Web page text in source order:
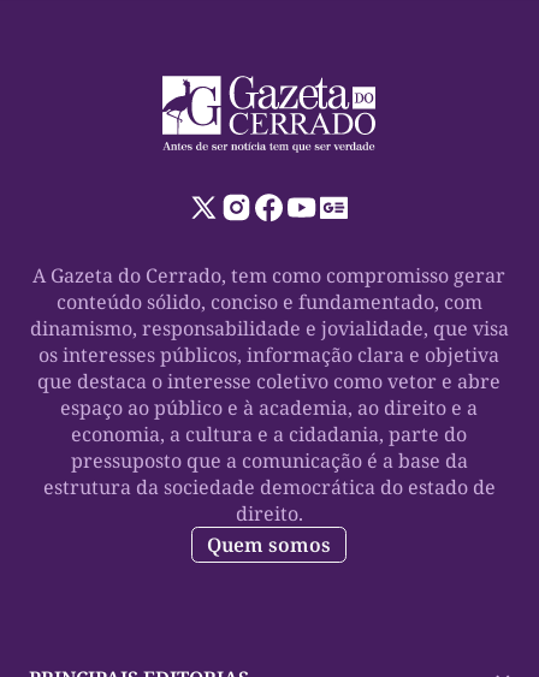
A Gazeta do Cerrado, tem como compromisso gerar
conteúdo sólido, conciso e fundamentado, com
dinamismo, responsabilidade e jovialidade, que visa
os interesses públicos, informação clara e objetiva
que destaca o interesse coletivo como vetor e abre
espaço ao público e à academia, ao direito e a
economia, a cultura e a cidadania, parte do
pressuposto que a comunicação é a base da
estrutura da sociedade democrática do estado de
direito.
Quem somos